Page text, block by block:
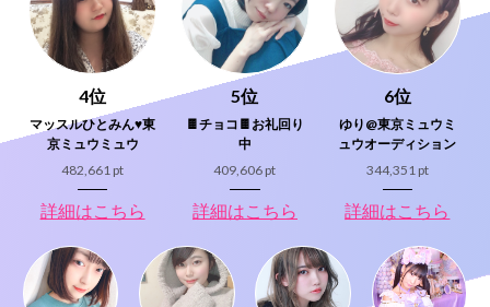
4位
マッスルひとみん♥東
京ミュウミュウ
482,661 pt
詳細はこちら
5位
🍫チョコ🍫お礼回り
中
409,606 pt
詳細はこちら
6位
ゆり@東京ミュウミ
ュウオーディション
344,351 pt
詳細はこちら